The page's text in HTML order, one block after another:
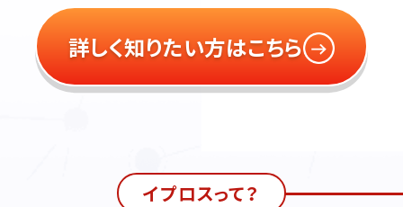
詳しく知りたい方はこちら
イプロスって？